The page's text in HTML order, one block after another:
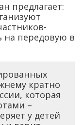
предлагает:
на передовую в
кратно
которая
–
у детей